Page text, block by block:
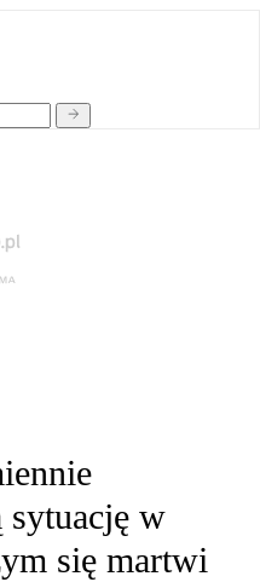
sytuację w
się martwi